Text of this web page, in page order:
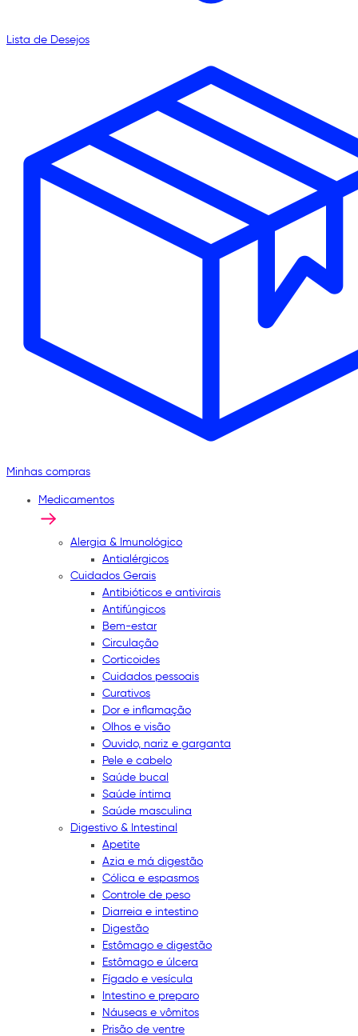
Lista de Desejos
Minhas compras
Medicamentos
Alergia & Imunológico
Antialérgicos
Cuidados Gerais
Antibióticos e antivirais
Antifúngicos
Bem-estar
Circulação
Corticoides
Cuidados pessoais
Curativos
Dor e inflamação
Olhos e visão
Ouvido, nariz e garganta
Pele e cabelo
Saúde bucal
Saúde íntima
Saúde masculina
Digestivo & Intestinal
Apetite
Azia e má digestão
Cólica e espasmos
Controle de peso
Diarreia e intestino
Digestão
Estômago e digestão
Estômago e úlcera
Fígado e vesícula
Intestino e preparo
Náuseas e vômitos
Prisão de ventre